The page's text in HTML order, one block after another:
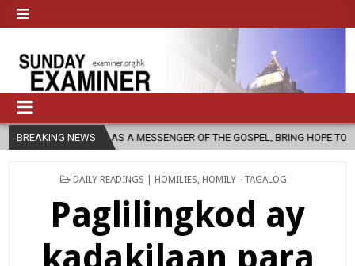
BREAKING NEWS
AS A MESSENGER OF THE GOSPEL, BRING HOPE TO PEOPLE?
POSTED
DAILY READINGS | HOMILIES HOMILY - TAGALOG
Paglilingkod ay
kadakilaan para